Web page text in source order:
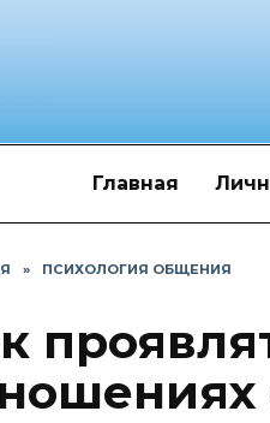
Главная
» ПСИХОЛОГИЯ ОБЩЕНИЯ